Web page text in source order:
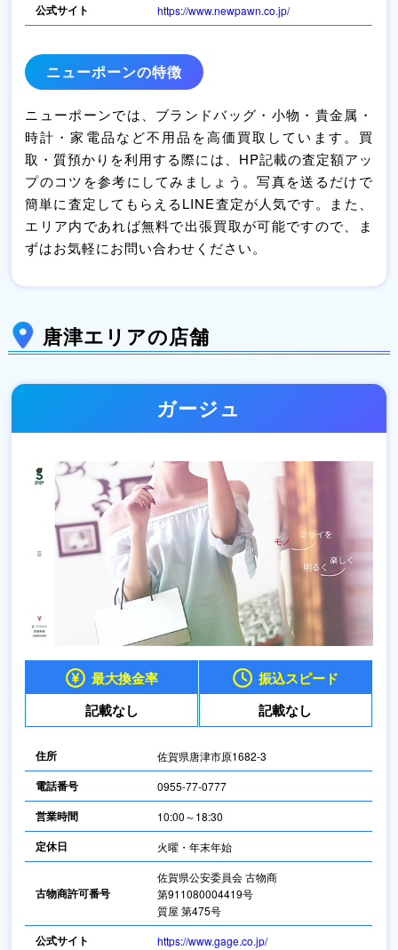
公式サイト https://www.newpawn.co.jp/
ニューポーンの特徴
ニューポーンでは、ブランドバッグ・小物・貴金属・
時計・家電品など不用品を高価買取しています。買
取・質預かりを利用する際には、HP記載の査定額アッ
プのコツを参考にしてみましょう。写真を送るだけで
簡単に査定してもらえるLINE査定が人気です。また、
エリア内であれば無料で出張買取が可能ですので、ま
ずはお気軽にお問い合わせください。
唐津エリアの店舗
ガージュ
最大換金率
記載なし
振込スピード
記載なし
住所 佐賀県唐津市原1682-3
電話番号 0955-77-0777
営業時間 10:00～18:30
定休日 火曜・年末年始
古物商許可番号
佐賀県公安委員会 古物商
第911080004419号
質屋 第475号
公式サイト https://www.gage.co.jp/